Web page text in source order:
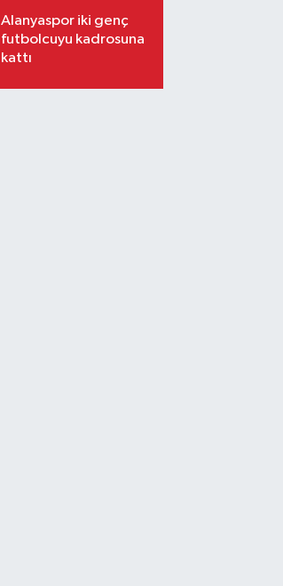
Alanyaspor iki genç
futbolcuyu kadrosuna
kattı